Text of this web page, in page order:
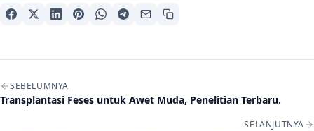
Navigasi artikel
SEBELUMNYA
Transplantasi Feses untuk Awet Muda, Penelitian Terbaru.
SELANJUTNYA